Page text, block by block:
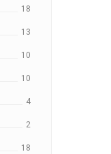
18
13
10
10
4
2
18